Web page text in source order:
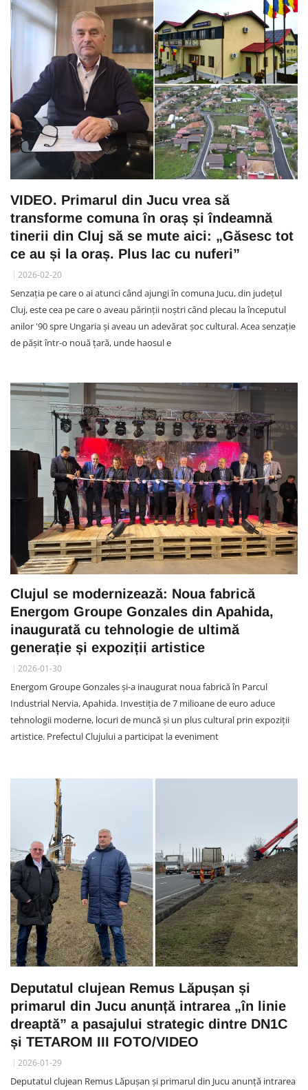
VIDEO. Primarul din Jucu vrea să
transforme comuna în oraș și îndeamnă
tinerii din Cluj să se mute aici: „Găsesc tot
ce au și la oraș. Plus lac cu nuferi”
2026-02-20
Senzația pe care o ai atunci când ajungi în comuna Jucu, din județul
Cluj, este cea pe care o aveau părinții noștri când plecau la începutul
anilor '90 spre Ungaria și aveau un adevărat șoc cultural. Acea senzație
de pășit într-o nouă țară, unde haosul e
Clujul se modernizează: Noua fabrică
Energom Groupe Gonzales din Apahida,
inaugurată cu tehnologie de ultimă
generație și expoziții artistice
2026-01-30
Energom Groupe Gonzales și-a inaugurat noua fabrică în Parcul
Industrial Nervia, Apahida. Investiția de 7 milioane de euro aduce
tehnologii moderne, locuri de muncă și un plus cultural prin expoziții
artistice. Prefectul Clujului a participat la eveniment
Deputatul clujean Remus Lăpușan și
primarul din Jucu anunță intrarea „în linie
dreaptă” a pasajului strategic dintre DN1C
și TETAROM III FOTO/VIDEO
2026-01-29
Deputatul clujean Remus Lăpușan și primarul din Jucu anunță intrarea